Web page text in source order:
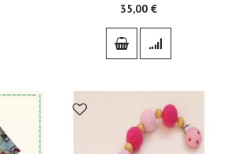
35,00 €